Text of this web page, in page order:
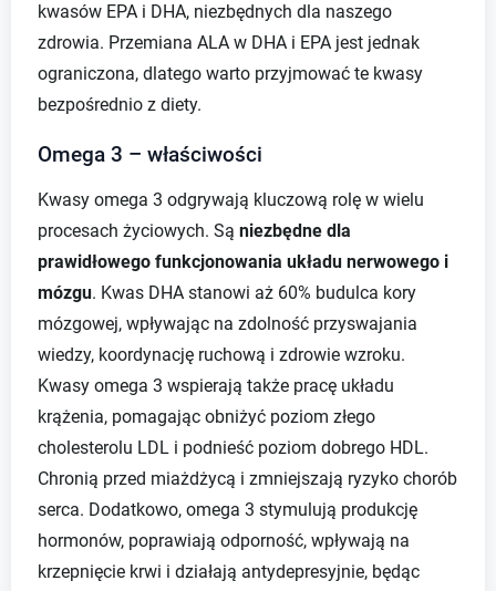
kwasów EPA i DHA, niezbędnych dla naszego
zdrowia. Przemiana ALA w DHA i EPA jest jednak
ograniczona, dlatego warto przyjmować te kwasy
bezpośrednio z diety.
Omega 3 – właściwości
Kwasy omega 3 odgrywają kluczową rolę w wielu
procesach życiowych. Są niezbędne dla
prawidłowego funkcjonowania układu nerwowego i
mózgu. Kwas DHA stanowi aż 60% budulca kory
mózgowej, wpływając na zdolność przyswajania
wiedzy, koordynację ruchową i zdrowie wzroku.
Kwasy omega 3 wspierają także pracę układu
krążenia, pomagając obniżyć poziom złego
cholesterolu LDL i podnieść poziom dobrego HDL.
Chronią przed miażdżycą i zmniejszają ryzyko chorób
serca. Dodatkowo, omega 3 stymulują produkcję
hormonów, poprawiają odporność, wpływają na
krzepnięcie krwi i działają antydepresyjnie, będąc